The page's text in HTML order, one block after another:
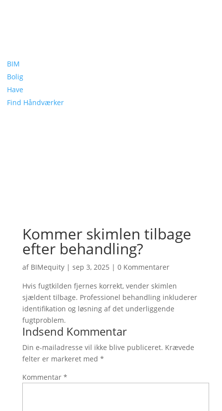
BIM
Bolig
Have
Find Håndværker
Kommer skimlen tilbage
efter behandling?
af BIMequity| sep 3, 2025 | 0 Kommentarer
Hvis fugtkilden fjernes korrekt, vender skimlen
sjældent tilbage. Professionel behandling inkluderer
identifikation og løsning af det underliggende
fugtproblem.
Indsend Kommentar
Din e-mailadresse vil ikke blive publiceret. Krævede
felter er markeret med *
Kommentar *